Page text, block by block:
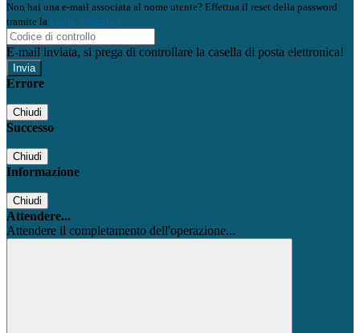
Non hai una e-mail associata al nome utente? Effettua il reset della password
tramite la Login Spaggiari
E-mail inviata, si prega di controllare la casella di posta elettronica!
Errore
Chiudi
Successo
Chiudi
Informazione
Chiudi
Attendere...
Attendere il completamento dell'operazione...